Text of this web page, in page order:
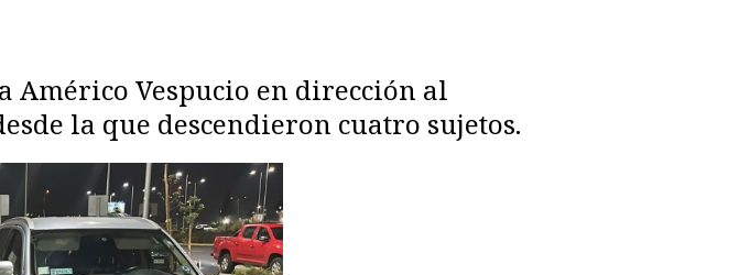
Vespucio en dirección al
la que descendieron cuatro sujetos.